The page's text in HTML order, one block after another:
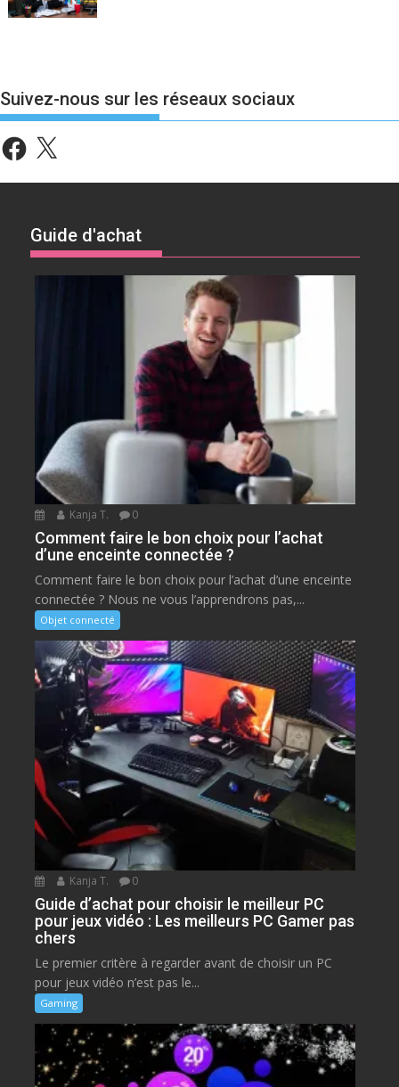
Suivez-nous sur les réseaux sociaux
Facebook
X
Guide d'achat
Kanja T. 0
Comment faire le bon choix pour l’achat
d’une enceinte connectée ?
Comment faire le bon choix pour l’achat d’une enceinte
connectée ? Nous ne vous l’apprendrons pas,...
Objet connecté
Kanja T. 0
Guide d’achat pour choisir le meilleur PC
pour jeux vidéo : Les meilleurs PC Gamer pas
chers
Le premier critère à regarder avant de choisir un PC
pour jeux vidéo n’est pas le...
Gaming